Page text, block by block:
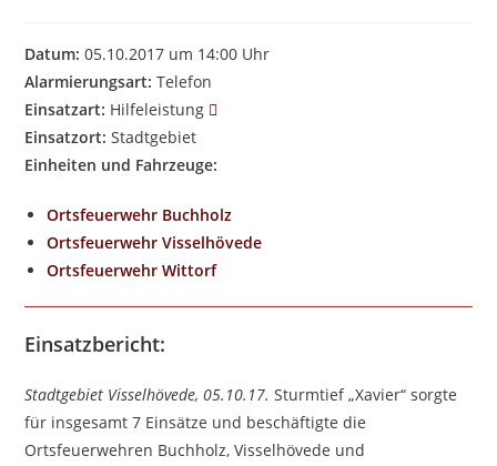
Datum: 05.10.2017 um 14:00 Uhr
Alarmierungsart: Telefon
Einsatzart: Hilfeleistung
Einsatzort: Stadtgebiet
Einheiten und Fahrzeuge:
Ortsfeuerwehr Buchholz
Ortsfeuerwehr Visselhövede
Ortsfeuerwehr Wittorf
Einsatzbericht:
Stadtgebiet Visselhövede, 05.10.17. Sturmtief „Xavier“ sorgte
für insgesamt 7 Einsätze und beschäftigte die
Ortsfeuerwehren Buchholz, Visselhövede und